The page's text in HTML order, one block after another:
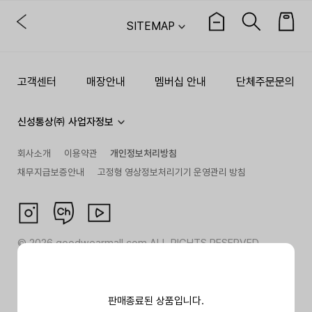
판매종료된 상품입니다.
SITEMAP
고객센터 매장안내 멤버십 안내 단체주문문의
신성통상㈜ 사업자정보
회사소개 이용약관
개인정보처리방침
채무지급보증안내
고정형 영상정보처리기기 운영관리 방침
©2026goodwearmall.com ALL RIGHTS RESERVED